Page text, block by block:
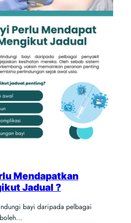
Mendapatkan
Jadual ?
bayi daripada pelbagai